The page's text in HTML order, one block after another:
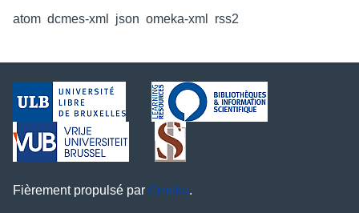
atom dcmes-xml json omeka-xml rss2
Fièrement propulsé par Omeka.